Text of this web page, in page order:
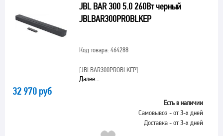
JBL BAR 300 5.0 260Вт черный
JBLBAR300PROBLKEP
Код товара: 464288
[JBLBAR300PROBLKEP]
Далее...
32 970 руб
Есть в наличии
Самовывоз - от 3-х дней
Доставка - от 3-х дней